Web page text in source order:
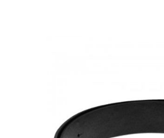
Фаллопротезы
Фаллоимитаторы